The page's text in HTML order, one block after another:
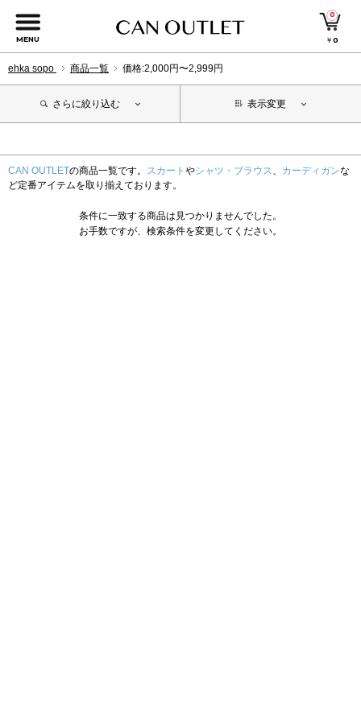
MENU
0
￥0
ehka sopo 商品一覧 価格:2,000円〜2,999円
さらに絞り込む 表示変更
CAN OUTLETの商品一覧です。 スカート やシャツ・ブラウス、 カーディガンな
ど定番アイテムを取り揃えております。
条件に一致する商品は見つかりませんでした。
お手数ですが、検索条件を変更してください。